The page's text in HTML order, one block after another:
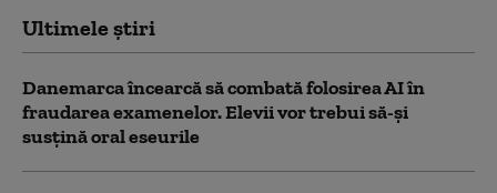
Ultimele știri
Danemarca încearcă să combată folosirea AI în
fraudarea examenelor. Elevii vor trebui să-şi
susţină oral eseurile